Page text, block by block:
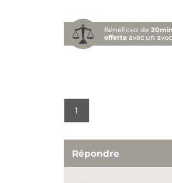
Bénéficiez de
offerte avec un
1
Répondre